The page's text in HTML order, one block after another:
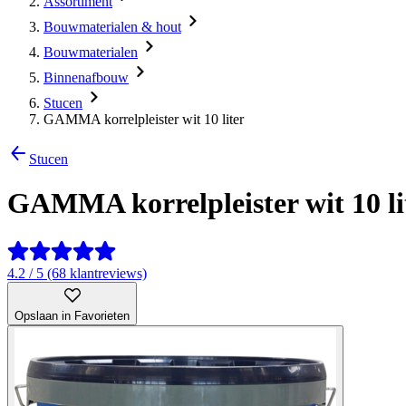
Bouwmaterialen & hout
Bouwmaterialen
Binnenafbouw
Stucen
GAMMA korrelpleister wit 10 liter
Stucen
GAMMA korrelpleister wit 10
4.2 / 5 (68 klantreviews)
Opslaan in Favorieten